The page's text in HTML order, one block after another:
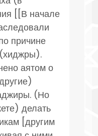
[[В начале
причине
аятом о
(Но
делать
[другим